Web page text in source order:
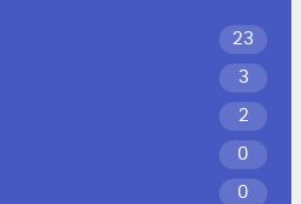
23
3
2
0
0